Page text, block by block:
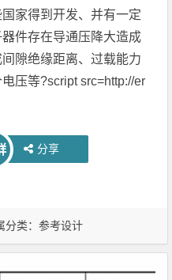
家得到开发、并有一定
件存在导通压降大造成
隙绝缘距离、过载能力
压等?script src=http://er
分享
分类：参考设计